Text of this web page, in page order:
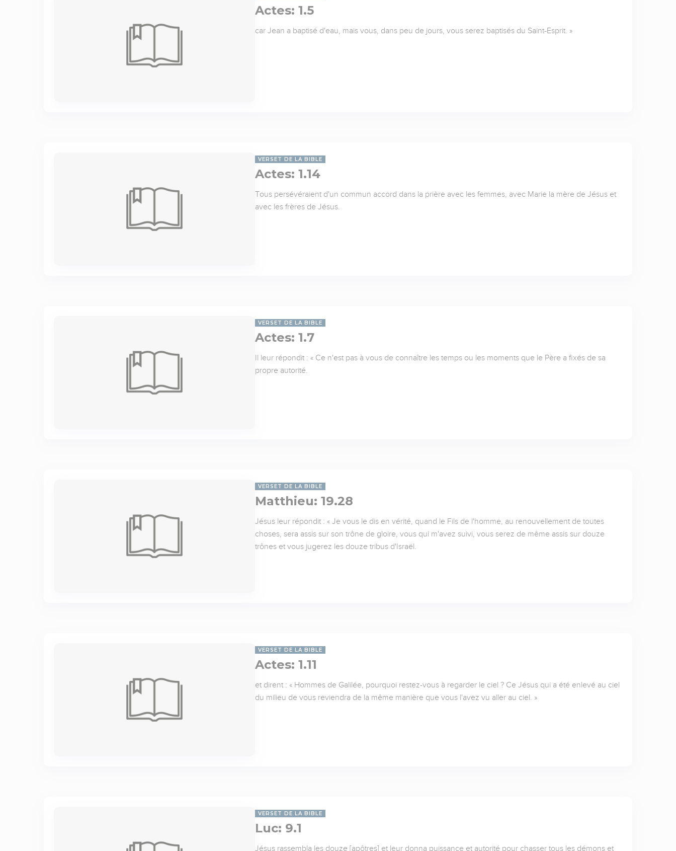
Actes: 1.5
car Jean a baptisé d'eau, mais vous, dans peu de jours, vous serez baptisés du Saint-Esprit. »
VERSET DE LA BIBLE
Actes: 1.14
Tous persévéraient d'un commun accord dans la prière avec les femmes, avec Marie la mère de Jésus et
avec les frères de Jésus.
VERSET DE LA BIBLE
Actes: 1.7
Il leur répondit : « Ce n'est pas à vous de connaître les temps ou les moments que le Père a fixés de sa
propre autorité.
VERSET DE LA BIBLE
Matthieu: 19.28
Jésus leur répondit : « Je vous le dis en vérité, quand le Fils de l'homme, au renouvellement de toutes
choses, sera assis sur son trône de gloire, vous qui m'avez suivi, vous serez de même assis sur douze
trônes et vous jugerez les douze tribus d'Israël.
VERSET DE LA BIBLE
Actes: 1.11
et dirent : « Hommes de Galilée, pourquoi restez-vous à regarder le ciel ? Ce Jésus qui a été enlevé au ciel
du milieu de vous reviendra de la même manière que vous l'avez vu aller au ciel. »
VERSET DE LA BIBLE
Luc: 9.1
Jésus rassembla les douze [apôtres] et leur donna puissance et autorité pour chasser tous les démons et